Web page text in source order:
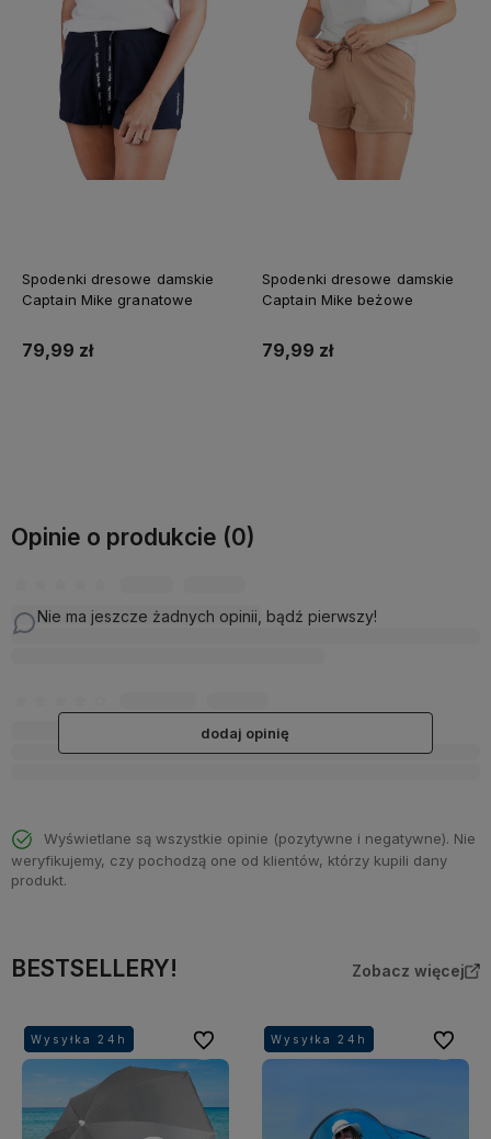
Spodenki dresowe damskie
Captain Mike granatowe
79,99 zł
Spodenki dresowe damskie
Captain Mike beżowe
79,99 zł
Opinie o produkcie (0)
Nie ma jeszcze żadnych opinii, bądź pierwszy!
dodaj opinię
Wyświetlane są wszystkie opinie (pozytywne i negatywne). Nie
weryfikujemy, czy pochodzą one od klientów, którzy kupili dany
produkt.
BESTSELLERY! Zobacz więcej
Wysyłka 24h
Wysyłka 24h
Wysyłka 24h Do ulubionychWysyłka 24h
Wysyłka 24h
Wysyłka 24h Do